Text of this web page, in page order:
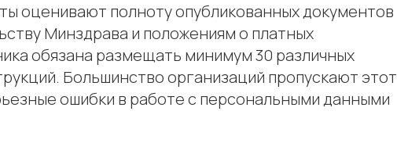
оценивают полноту опубликованных документов
Минздрава и положениям о платных
обязана размещать минимум 30 различных
Большинство организаций пропускают этот
ошибки в работе с персональными данными